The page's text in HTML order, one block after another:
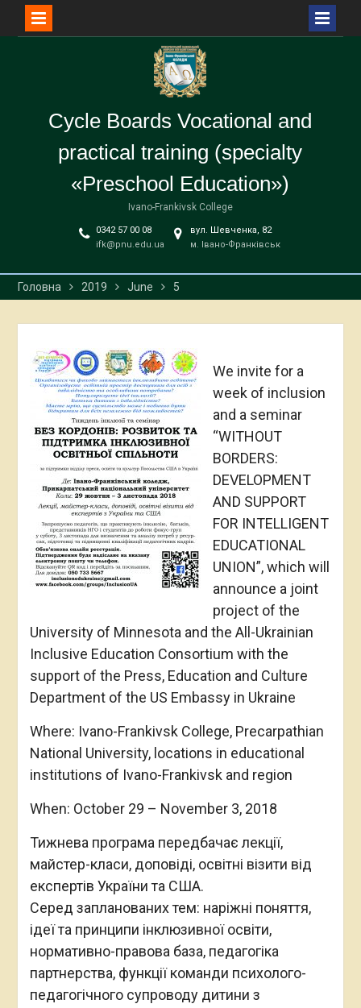
Cycle Boards Vocational and
practical training (specialty
«Preschool Education»)
Ivano-Frankivsk College
0342 57 00 08
ifk@pnu.edu.ua
вул. Шевченка, 82
м. Івано-Франківськ
Головна 2019 June 5
We invite for a
week of inclusion
and a seminar
“WITHOUT
BORDERS:
DEVELOPMENT
AND SUPPORT
FOR INTELLIGENT
EDUCATIONAL
UNION”, which will
announce a joint
project of the
University of Minnesota and the All-Ukrainian
Inclusive Education Consortium with the
support of the Press, Education and Culture
Department of the US Embassy in Ukraine
Where: Ivano-Frankivsk College, Precarpathian
National University, locations in educational
institutions of Ivano-Frankivsk and region
When: October 29 – November 3, 2018
Тижнева програма передбачає лекції,
майстер-класи, доповіді, освітні візити від
експертів України та США.
Серед запланованих тем: наріжні поняття,
ідеї та принципи інклюзивної освіти,
нормативно-правова база, педагогіка
партнерства, функції команди психолого-
педагогічного супроводу дитини з